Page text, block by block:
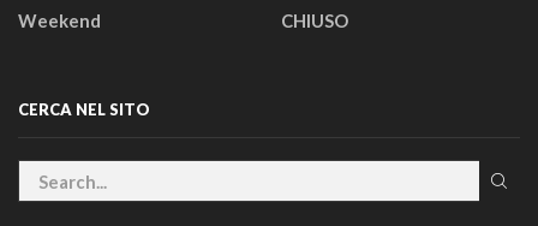
Weekend CHIUSO
CERCA NEL SITO